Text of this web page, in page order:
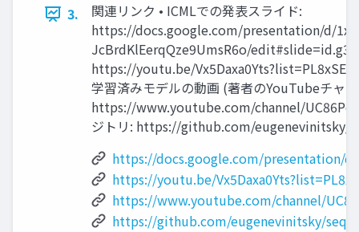
3.
関連リンク • ICMLでの発表スライド:
https://docs.google.com/presentation/d/
JcBrdKlEerqQze9UmsR6o/
https://youtu.be/
学習済みモデルの動画 (著者のYouTubeチャ
https://www.youtube.com/channel/
ジトリ: https://github.com/eugenevinitsky/
https://docs.google.com/presentation/
https://youtu.be/
https://www.youtube.com/channel/
https://github.com/eugenevinitsky/